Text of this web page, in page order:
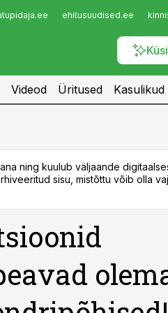
ehitusuudised.ee
Videod Üritused Kasulikud
ning kuulub väljaande
sisu, mistõttu võib olla